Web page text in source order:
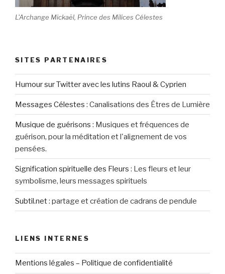
L'Archange Mickaël, Prince des Milices Célestes
SITES PARTENAIRES
Humour sur Twitter avec les lutins Raoul & Cyprien
Messages Célestes : Canalisations des Êtres de Lumière
Musique de guérisons : Musiques et fréquences de
guérison, pour la méditation et l'alignement de vos
pensées.
Signification spirituelle des Fleurs : Les fleurs et leur
symbolisme, leurs messages spirituels
Subtil.net: partage et création de cadrans de pendule
LIENS INTERNES
Mentions légales – Politique de confidentialité